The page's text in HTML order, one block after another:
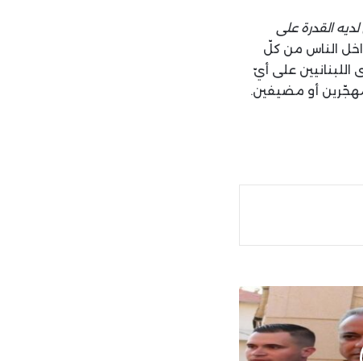
القدرة على
الناس من كلّ
على أيّ
مهجّرين أو مضيفين.